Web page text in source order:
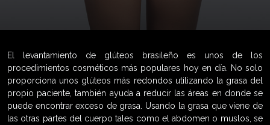
El levantamiento de glúteos brasileño es unos de los
procedimientos cosméticos más populares hoy en día. No solo
proporciona unos glúteos más redondos utilizando la grasa del
propio paciente, también ayuda a reducir las áreas en donde se
puede encontrar exceso de grasa. Usando la grasa que viene de
las otras partes del cuerpo tales como el abdomen o muslos, se